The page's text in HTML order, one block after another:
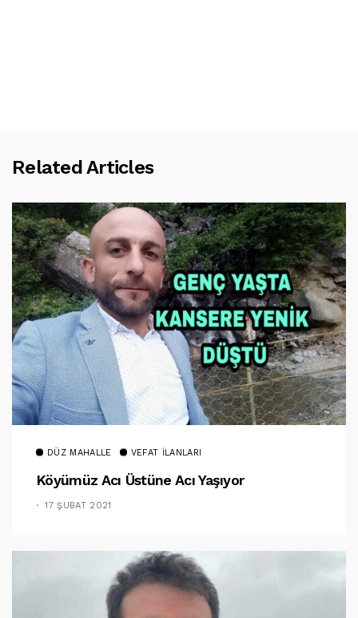
Related Articles
DÜZ MAHALLE VEFAT İLANLARI
Köyümüz Acı Üstüne Acı Yaşıyor
17 ŞUBAT 2021